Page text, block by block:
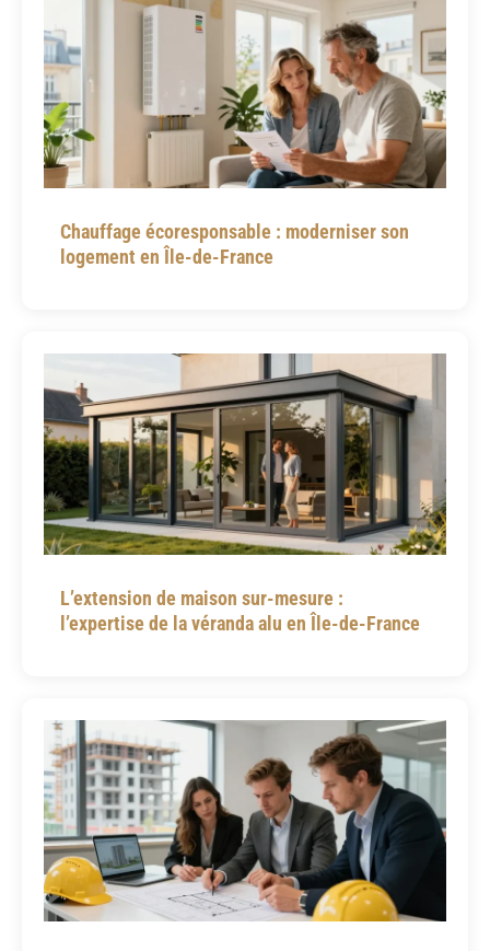
Chauffage écoresponsable : moderniser son
logement en Île-de-France
L’extension de maison sur-mesure :
l’expertise de la véranda alu en Île-de-France